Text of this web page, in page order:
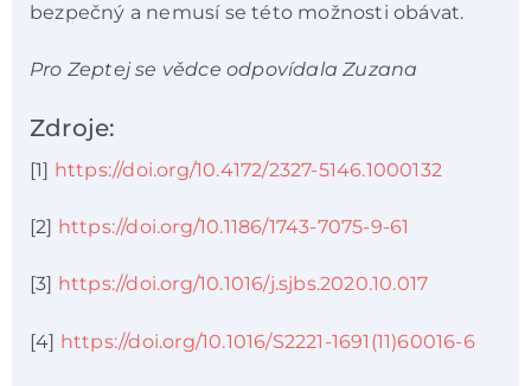
bezpečný a nemusí se této možnosti obávat.
Pro Zeptej se vědce odpovídala Zuzana
Zdroje:
[1] https://doi.org/10.4172/2327-5146.1000132
[2] https://doi.org/10.1186/1743-7075-9-61
[3] https://doi.org/10.1016/j.sjbs.2020.10.017
[4] https://doi.org/10.1016/S2221-1691(11)60016-6